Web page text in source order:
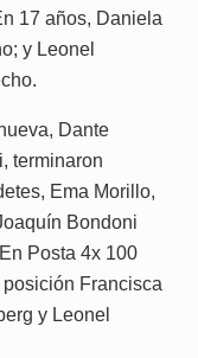
17 años, Daniela
y Leonel
Dante
terminaron
Ema Morillo,
Bondoni
Posta 4x 100
Francisca
y Leonel